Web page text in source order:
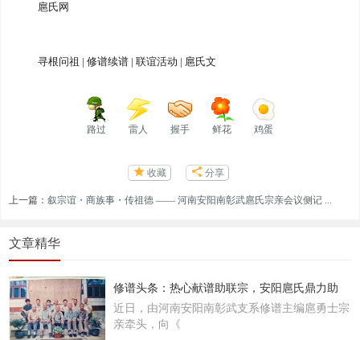
扈氏网
寻根问祖 | 修谱续谱 | 联谊活动 | 扈氏文
路过 雷人 握手 鲜花 鸡蛋
收藏 分享
上一篇：叙宗谊・商族事・传祖德 —— 河南安阳南彰武扈氏宗亲会议侧记 ...
文章精华
修谱头条：热心献谱助联宗，安阳扈氏鼎力助
近日，由河南安阳南彰武支系修谱主编扈勇士宗
亲牵头，向《